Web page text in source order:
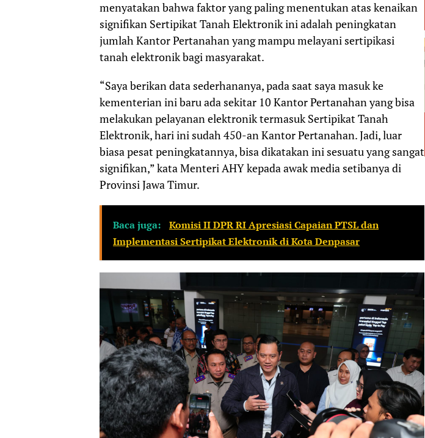
menyatakan bahwa faktor yang paling menentukan atas kenaikan
signifikan Sertipikat Tanah Elektronik ini adalah peningkatan
jumlah Kantor Pertanahan yang mampu melayani sertipikasi
tanah elektronik bagi masyarakat.
“Saya berikan data sederhananya, pada saat saya masuk ke
kementerian ini baru ada sekitar 10 Kantor Pertanahan yang bisa
melakukan pelayanan elektronik termasuk Sertipikat Tanah
Elektronik, hari ini sudah 450-an Kantor Pertanahan. Jadi, luar
biasa pesat peningkatannya, bisa dikatakan ini sesuatu yang sangat
signifikan,” kata Menteri AHY kepada awak media setibanya di
Provinsi Jawa Timur.
Baca juga:
Komisi II DPR RI Apresiasi Capaian PTSL dan
Implementasi Sertipikat Elektronik di Kota Denpasar